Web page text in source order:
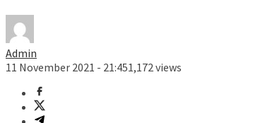
Admin
11 November 2021 - 21:451,172 views